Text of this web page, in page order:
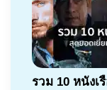
รวม 10 หนังเ